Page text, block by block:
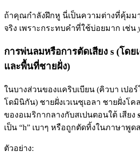
ถ้าคุณกำลังฝึกหู นี่เป็นความต่างที่คุ้ม
จริง เพราะกระทบคำที่ใช้บ่อยมาก เช่น
การพ่นลมหรือการตัดเสียง s (โด
และพื้นที่ชายฝั่ง)
ในบางส่วนของแคริบเบียน (คิวบา เปอ
โดมินิกัน) ชายฝั่งเวเนซุเอลา ชายฝั่งโ
ของอเมริกากลางกับสเปนตอนใต้ เสียง s
เป็น “h” เบาๆ หรือถูกตัดทิ้งในภาษาพูด
ตัวอย่าง: